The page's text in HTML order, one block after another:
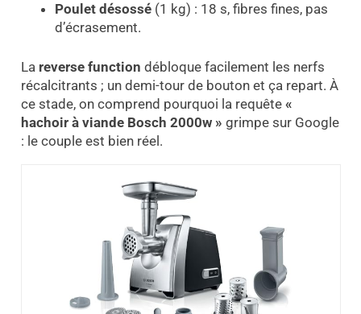
Poulet désossé (1 kg) : 18 s, fibres fines, pas
d’écrasement.
La reverse function débloque facilement les nerfs
récalcitrants ; un demi-tour de bouton et ça repart. À
ce stade, on comprend pourquoi la requête «
hachoir à viande Bosch 2000w » grimpe sur Google
: le couple est bien réel.